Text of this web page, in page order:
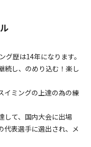
歴は14年になります。
続し、のめり込む！楽し
イミングの上達の為の練
して、国内大会に出場
代表選手に選出され、メ